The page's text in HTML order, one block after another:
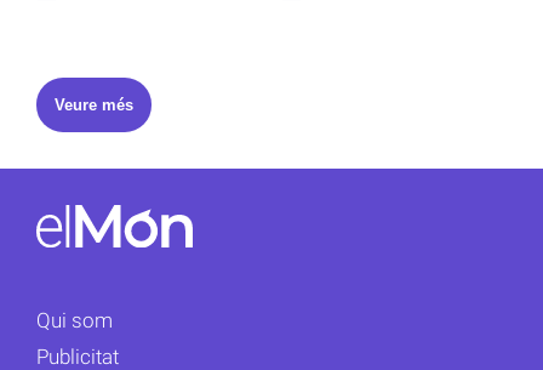
Veure més
Qui som
Publicitat